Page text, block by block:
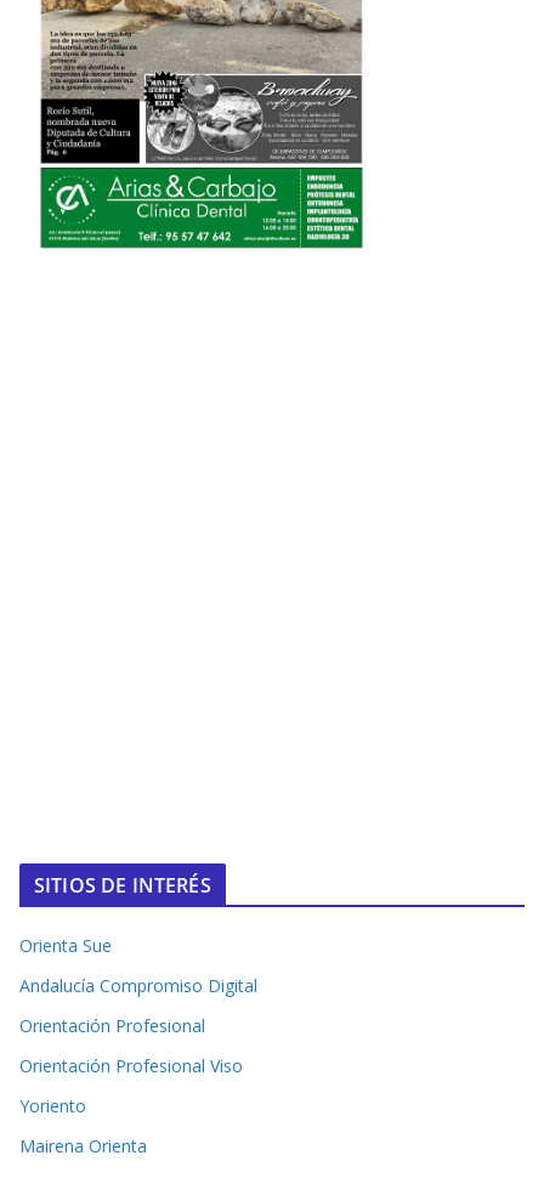
SITIOS DE INTERÉS
Orienta Sue
Andalucía Compromiso Digital
Orientación Profesional
Orientación Profesional Viso
Yoriento
Mairena Orienta